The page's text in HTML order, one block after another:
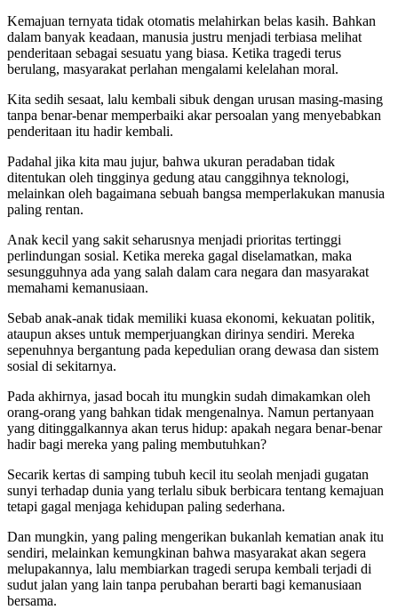
Kemajuan ternyata tidak otomatis melahirkan belas kasih. Bahkan
dalam banyak keadaan, manusia justru menjadi terbiasa melihat
penderitaan sebagai sesuatu yang biasa. Ketika tragedi terus
berulang, masyarakat perlahan mengalami kelelahan moral.
Kita sedih sesaat, lalu kembali sibuk dengan urusan masing-masing
tanpa benar-benar memperbaiki akar persoalan yang menyebabkan
penderitaan itu hadir kembali.
Padahal jika kita mau jujur, bahwa ukuran peradaban tidak
ditentukan oleh tingginya gedung atau canggihnya teknologi,
melainkan oleh bagaimana sebuah bangsa memperlakukan manusia
paling rentan.
Anak kecil yang sakit seharusnya menjadi prioritas tertinggi
perlindungan sosial. Ketika mereka gagal diselamatkan, maka
sesungguhnya ada yang salah dalam cara negara dan masyarakat
memahami kemanusiaan.
Sebab anak-anak tidak memiliki kuasa ekonomi, kekuatan politik,
ataupun akses untuk memperjuangkan dirinya sendiri. Mereka
sepenuhnya bergantung pada kepedulian orang dewasa dan sistem
sosial di sekitarnya.
Pada akhirnya, jasad bocah itu mungkin sudah dimakamkan oleh
orang-orang yang bahkan tidak mengenalnya. Namun pertanyaan
yang ditinggalkannya akan terus hidup: apakah negara benar-benar
hadir bagi mereka yang paling membutuhkan?
Secarik kertas di samping tubuh kecil itu seolah menjadi gugatan
sunyi terhadap dunia yang terlalu sibuk berbicara tentang kemajuan
tetapi gagal menjaga kehidupan paling sederhana.
Dan mungkin, yang paling mengerikan bukanlah kematian anak itu
sendiri, melainkan kemungkinan bahwa masyarakat akan segera
melupakannya, lalu membiarkan tragedi serupa kembali terjadi di
sudut jalan yang lain tanpa perubahan berarti bagi kemanusiaan
bersama.